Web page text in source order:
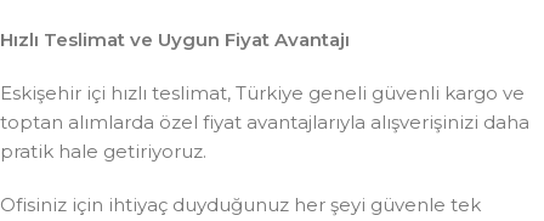
Hızlı Teslimat ve Uygun Fiyat Avantajı
Eskişehir içi hızlı teslimat, Türkiye geneli güvenli kargo ve
toptan alımlarda özel fiyat avantajlarıyla alışverişinizi daha
pratik hale getiriyoruz.
Ofisiniz için ihtiyaç duyduğunuz her şeyi güvenle tek